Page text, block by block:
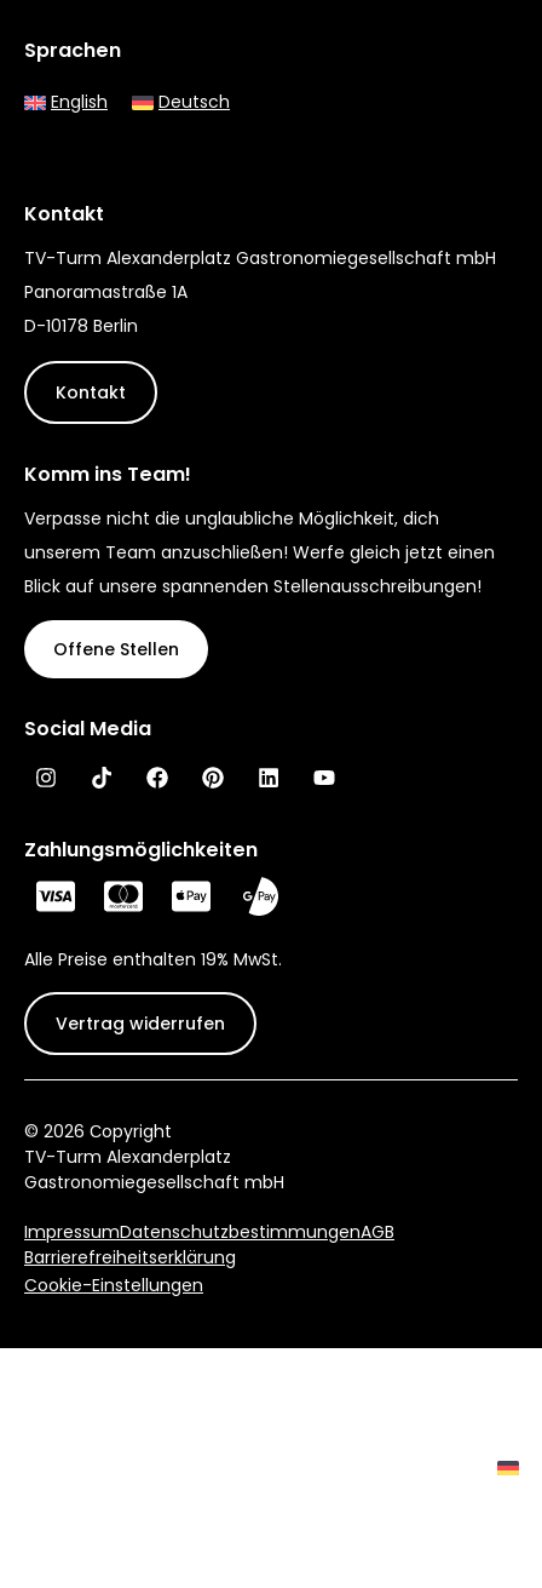
Sprachen
English Deutsch
Kontakt
TV-Turm Alexanderplatz Gastronomiegesellschaft mbH
Panoramastraße 1A
D-10178 Berlin
Kontakt
Komm ins Team!
Verpasse nicht die unglaubliche Möglichkeit, dich
unserem Team anzuschließen! Werfe gleich jetzt einen
Blick auf unsere spannenden Stellenausschreibungen!
Offene Stellen
Social Media
Zahlungsmöglichkeiten
Alle Preise enthalten 19% MwSt.
Vertrag widerrufen
© 2026 Сopyright
TV-Turm Alexanderplatz
Gastronomiegesellschaft mbH
ImpressumDatenschutzbestimmungenAGB
Barrierefreiheitserklärung
Cookie-Einstellungen